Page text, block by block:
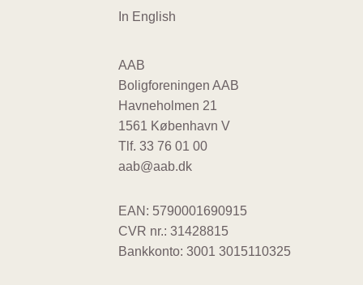
In English
AAB
Boligforeningen AAB
Havneholmen 21
1561 København V
Tlf. 33 76 01 00
aab@aab.dk
EAN: 5790001690915
CVR nr.: 31428815
Bankkonto: 3001 3015110325